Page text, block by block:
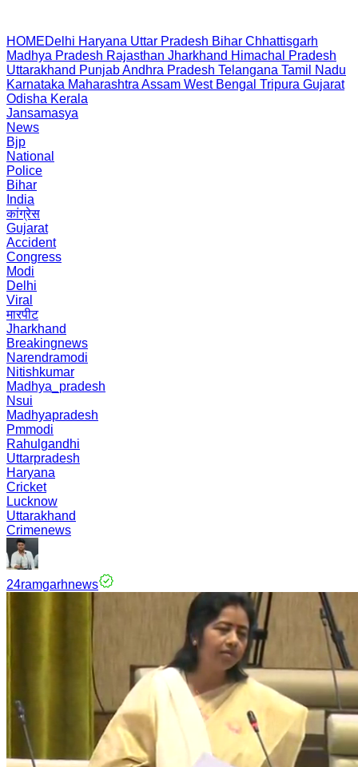
HOMEDelhi Haryana Uttar Pradesh Bihar Chhattisgarh
Madhya Pradesh Rajasthan Jharkhand Himachal Pradesh
Uttarakhand PunjabAndhra Pradesh Telangana Tamil Nadu
Karnataka Maharashtra Assam West Bengal Tripura Gujarat
Odisha Kerala
Jansamasya
News
Bjp
National
Police
Bihar
India
कांग्रेस
Gujarat
Accident
Congress
Modi
Delhi
Viral
मारपीट
Jharkhand
Breakingnews
Narendramodi
Nitishkumar
Madhya_pradesh
Nsui
Madhyapradesh
Pmmodi
Rahulgandhi
Uttarpradesh
Haryana
Cricket
Lucknow
Uttarakhand
Crimenews
24ramgarhnews